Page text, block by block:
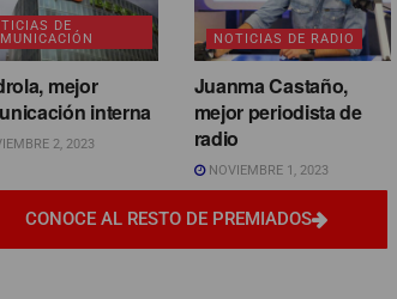
DE
mejor
interna
2, 2023
NOTICIAS DE RADIO
Juanma Castaño,
mejor periodista de
radio
NOVIEMBRE 1, 2023
CONOCE AL RESTO DE PREMIADOS